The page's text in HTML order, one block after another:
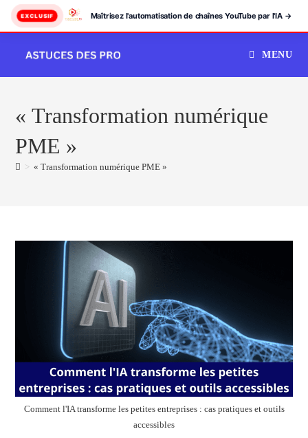
EXCLUSIF Maîtrisez l'automatisation de chaînes YouTube par l'IA →
content
MENU
« Transformation numérique
PME »
> « Transformation numérique PME »
Comment l'IA transforme les petites entreprises : cas pratiques et outils
accessibles